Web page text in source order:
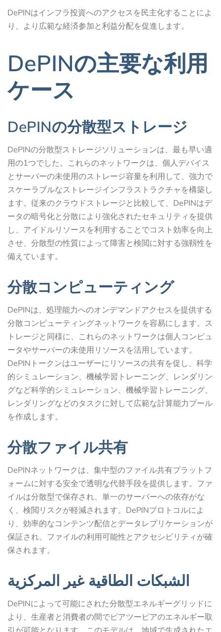
DePINはインフラ投資へのアクセスを民主化することによ
り、より広範な経済参加と利益分配を促進します。
DePINの主要な利用
ケース
DePINの分散型ストレージ
DePINの分散型ストレージソリューションは、最も早い適
用の1つでした。これらのネットワークは、個人デバイス
とサーバーの未使用のストレージ容量を利用して、強力で
スケーラブルなストレージインフラストラクチャを構築し
ます。従来のクラウドストレージと比較して、DePINはデ
ータの暗号化と分散により強化されたセキュリティを提供
し、アイドルリソースを利用することでコスト効率を向上
させ、分散型の性質によって障害と検閲に対する強靱性を
備えています。
分散コンピューティング
DePINは、処理能力へのオンデマンドアクセスを提供する
分散コンピューティングネットワークを容易にします。ス
トレージと同様に、これらのネットワークは個人コンピュ
ータやサーバーの未使用リソースを活用しています。
DePINトークンはユーザーにリソースの共有を促し、科学
的シミュレーション、機械学習トレーニング、レンダリン
グなど科学的シミュレーション、機械学習トレーニング、
レンダリングなどのタスクに対して広範な計算能力プール
を作成します。
分散ファイル共有
DePINネットワークは、集中型のファイル共有プラットフ
ォームに対する安全で透明な代替手段を提供します。ファ
イルは分散型で保存され、単一のサーバーへの依存がな
く、検閲リスクが軽減されます。DePINプロトコルによ
り、効率的なコンテンツ配信とデータレプリケーションが
保証され、ファイルの利用可能性とアクセシビリティが確
保されます。
الشبكات الطاقية غير المركزية
DePINによって可能にされた分散型エネルギーグリッドに
より、生産者と消費者の間でピアツーピアのエネルギー取